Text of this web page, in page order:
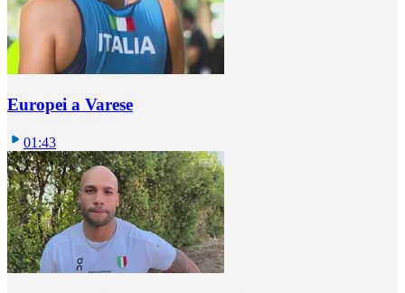
Europei a Varese
01:43